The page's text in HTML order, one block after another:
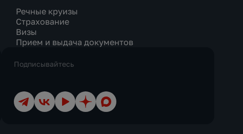
Речные круизы
Страхование
Визы
Прием и выдача документов
Подписывайтесь
ТелеграмВКонтакте
YouTubeДзен Max